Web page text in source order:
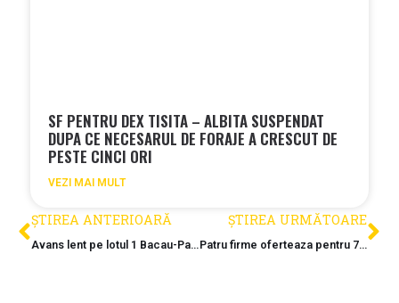
SF PENTRU DEX TISITA – ALBITA SUSPENDAT
DUPA CE NECESARUL DE FORAJE A CRESCUT DE
PESTE CINCI ORI
VEZI MAI MULT
ȘTIREA ANTERIOARĂ
Avans lent pe lotul 1 Bacau-Pascani al Autostrazii Moldovei
ȘTIREA URMĂTOARE
Patru firme oferteaza pentru 7,3 milioane de lei pentru sensurile giratorii din Timiș